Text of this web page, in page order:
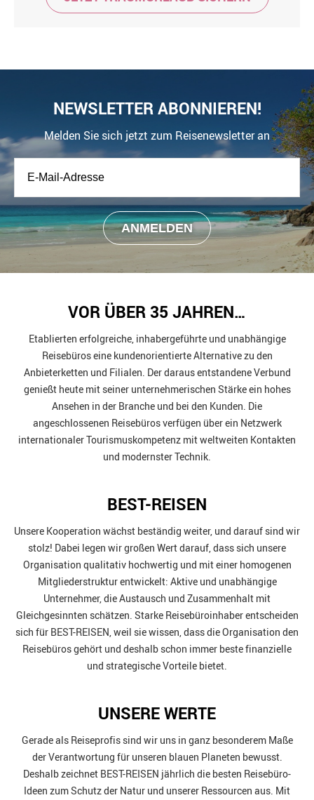
NEWSLETTER ABONNIEREN!
Melden Sie sich jetzt zum Reisenewsletter an
VOR ÜBER 35 JAHREN…
Etablierten erfolgreiche, inhabergeführte und unabhängige
Reisebüros eine kundenorientierte Alternative zu den
Anbieterketten und Filialen. Der daraus entstandene Verbund
genießt heute mit seiner unternehmerischen Stärke ein hohes
Ansehen in der Branche und bei den Kunden. Die
angeschlossenen Reisebüros verfügen über ein Netzwerk
internationaler Tourismuskompetenz mit weltweiten Kontakten
und modernster Technik.
BEST-REISEN
Unsere Kooperation wächst beständig weiter, und darauf sind wir
stolz! Dabei legen wir großen Wert darauf, dass sich unsere
Organisation qualitativ hochwertig und mit einer homogenen
Mitgliederstruktur entwickelt: Aktive und unabhängige
Unternehmer, die Austausch und Zusammenhalt mit
Gleichgesinnten schätzen. Starke Reisebüroinhaber entscheiden
sich für BEST-REISEN, weil sie wissen, dass die Organisation den
Reisebüros gehört und deshalb schon immer beste finanzielle
und strategische Vorteile bietet.
UNSERE WERTE
Gerade als Reiseprofis sind wir uns in ganz besonderem Maße
der Verantwortung für unseren blauen Planeten bewusst.
Deshalb zeichnet BEST-REISEN jährlich die besten Reisebüro-
Ideen zum Schutz der Natur und unserer Ressourcen aus. Mit